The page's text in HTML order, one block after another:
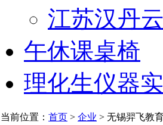
江苏汉丹
午休课桌椅
理化生仪器
当前位置： 首页 > 企业 > 无锡羿飞教